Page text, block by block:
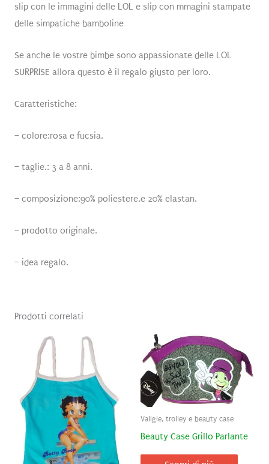
slip con le immagini delle LOL e slip con mmagini stampate
delle simpatiche bamboline
Se anche le vostre bimbe sono appassionate delle LOL
SURPRISE allora questo è il regalo giusto per loro.
Caratteristiche:
– colore:rosa e fucsia.
– taglie.: 3 a 8 anni.
– composizione:90% poliestere,e 20% elastan.
– prodotto originale.
– idea regalo.
Prodotti correlati
Valigie, trolley e beauty case
Beauty Case Grillo Parlante